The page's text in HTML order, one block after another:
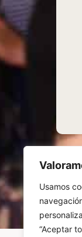
Usamos
“Aceptar